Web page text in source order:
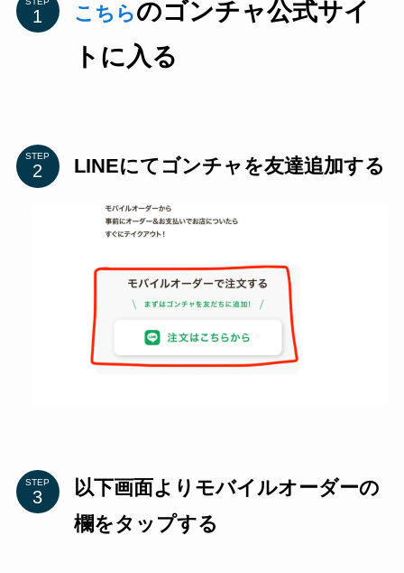
こちらのゴンチャ公式サイ
トに入る
STEP LINEにてゴンチャを友達追加する
STEP
以下画面よりモバイルオーダーの
欄をタップする